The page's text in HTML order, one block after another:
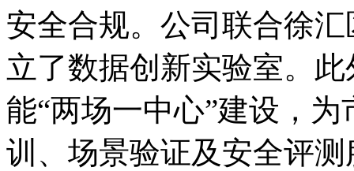
安全合规。公司联合徐
立了数据创新实验室。
能“两场一中心”建设，
训、场景验证及安全评